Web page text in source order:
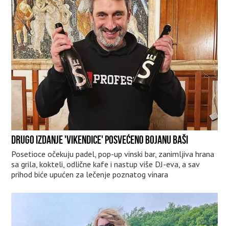
DRUGO IZDANJE 'VIKENDICE' POSVEĆENO BOJANU BAŠI
Posetioce očekuju padel, pop-up vinski bar, zanimljiva hrana
sa grila, kokteli, odlične kafe i nastup više DJ-eva, a sav
prihod biće upućen za lečenje poznatog vinara